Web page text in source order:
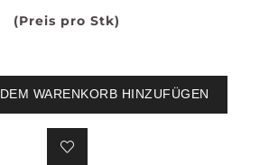
(Preis pro Stk)
DEM WARENKORB HINZUFÜGEN